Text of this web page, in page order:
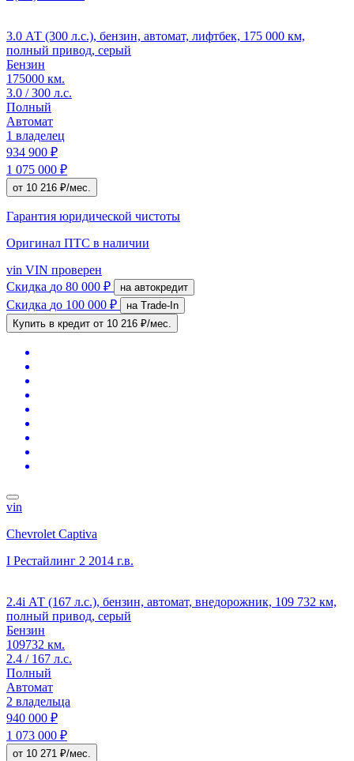
3.0 АТ (300 л.с.), бензин, автомат, лифтбек, 175 000 км,
полный привод, серый
Бензин
175000 км.
3.0 / 300 л.с.
Полный
Автомат
1 владелец
934 900 ₽
1 075 000 ₽
от 10 216 ₽/мес.
Гарантия юридической чистоты
Оригинал ПТС в наличии
vin VIN проверен
Скидка до 80 000 ₽ на автокредит
Скидка до 100 000 ₽
на Trade-In
Купить в кредит от 10 216 ₽/мес.
vin
Chevrolet Captiva
I Рестайлинг 2 2014 г.в.
2.4i АТ (167 л.с.), бензин, автомат, внедорожник, 109 732 км,
полный привод, серый
Бензин
109732 км.
2.4 / 167 л.с.
Полный
Автомат
2 владельца
940 000 ₽
1 073 000 ₽
от 10 271 ₽/мес.